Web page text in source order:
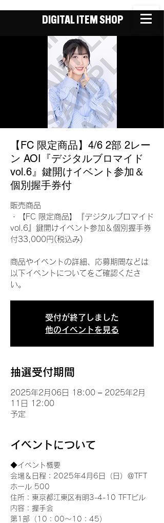
DIGITAL ITEM SHOP
【FC 限定商品】4/6 2部 2レー
ン AOI『デジタルブロマイド
vol.6』鍵開けイベント参加＆
個別握手券付
販売商品
・【FC 限定商品】『デジタルブロマイド
vol.6』鍵開けイベント参加＆個別握手券
付33,000円(税込み)
商品やイベントの詳細、応募期間などは
以下イベントについてをご確認くださ
い。
受付が終了しました
他のイベントを見る
抽選受付期間
2025年2月06日 18:00 – 2025年2月
11日 12:00
予定
イベントについて
◆イベント概要
会場＆日程：2025年4月6日（日）＠TFT
ホール 500
住所：東京都江東区有明3-4-10 TFTビル
内容：握手会
第1部（10：00～10：45）